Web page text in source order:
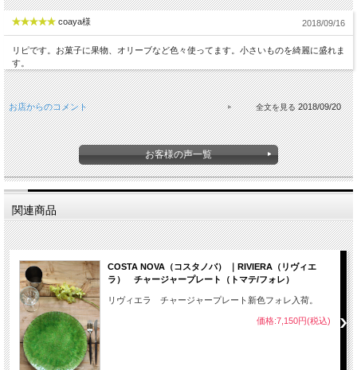
coaya様 2018/09/16
リピです。お菓子に果物、オリーブなど色々使ってます。小さいものを綺麗に盛れま
す。
お店からのコメント 2018/09/20
お客様の声一覧
関連商品
COSTA NOVA（コスタノバ） ｜RIVIERA（リヴィエ
ラ） チャージャープレート（トマテ/フォレ）
リヴィエラ チャージャープレート新色フォレ入荷。
価格:7,150円(税込)